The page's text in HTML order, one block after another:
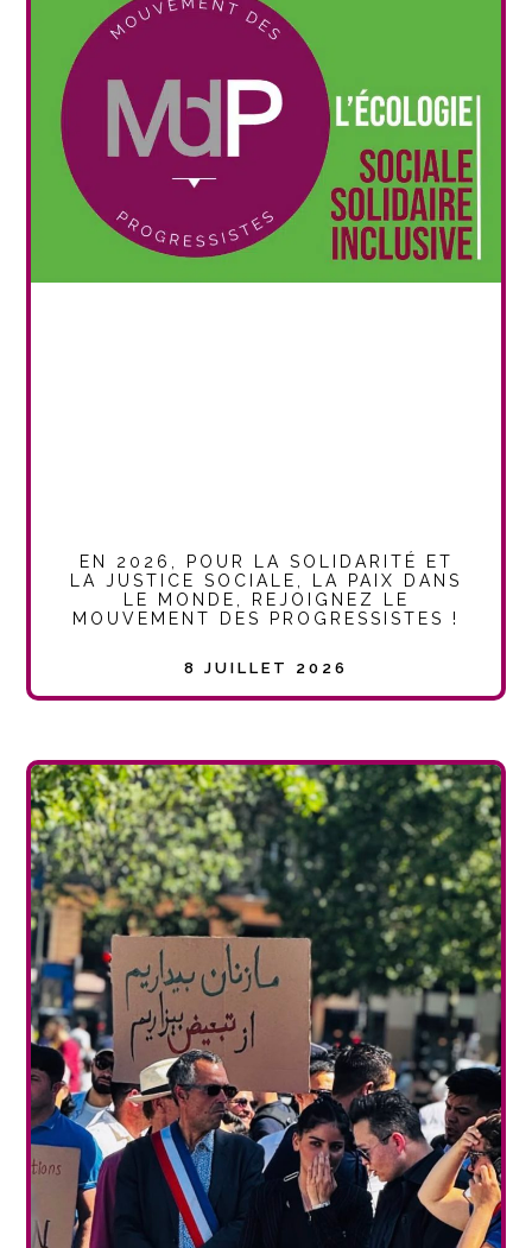
EN 2026, POUR LA SOLIDARITÉ ET
LA JUSTICE SOCIALE, LA PAIX DANS
LE MONDE, REJOIGNEZ LE
MOUVEMENT DES PROGRESSISTES !
8 JUILLET 2026